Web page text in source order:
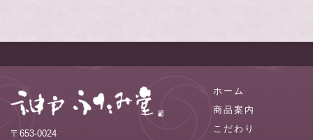
〒653-0024
ホーム
商品案内
こだわり